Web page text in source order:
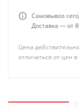
Самовывоз
Доставка — от
Цена
отличаться от цен